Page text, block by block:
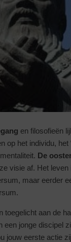
en filosofieën
op het individu, het
De
visie af. Het leven
maar eerder
toegelicht aan de
een jonge discipel
jouw eerste actie